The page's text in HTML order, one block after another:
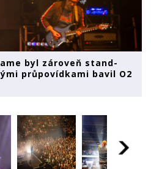
byl zároveň stand-
průpovídkami bavil O2